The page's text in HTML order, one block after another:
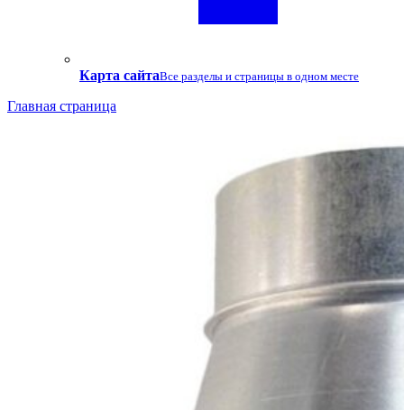
Карта сайтаВсе разделы и страницы в одном месте
Главная страница